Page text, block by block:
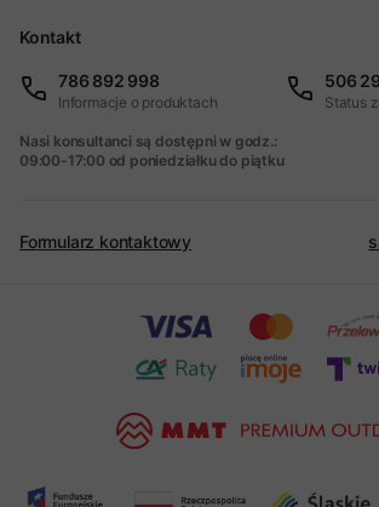
Kontakt
786 892 998
Informacje o produktach
506
Status
Nasi konsultanci są dostępni w godz.:
09:00-17:00 od poniedziałku do piątku
Formularz kontaktowy